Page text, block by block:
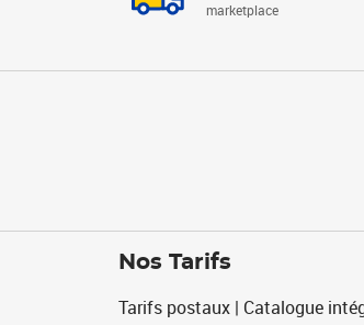
marketplace
Nos Tarifs
Tarifs postaux | Catalogue